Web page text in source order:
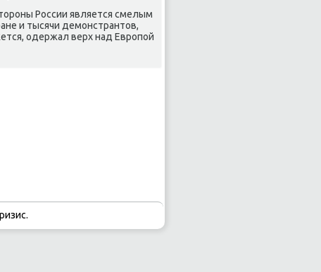
России является смелым
и тысячи демонстрантов,
одержал верх над Европой